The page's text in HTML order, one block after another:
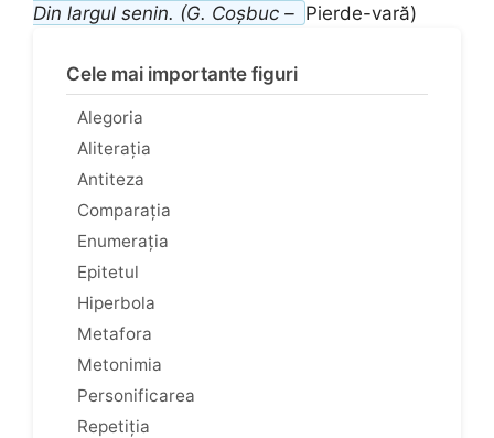
Din largul senin. (G. Coșbuc – Pierde-vară)
Cele mai importante figuri
Alegoria
Aliterația
Antiteza
Comparația
Enumerația
Epitetul
Hiperbola
Metafora
Metonimia
Personificarea
Repetiția